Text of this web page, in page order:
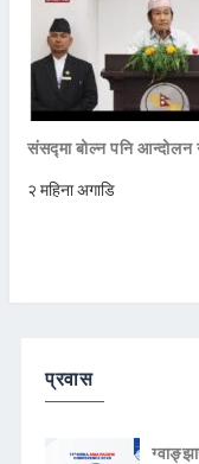
संसद्मा बोल्न पनि आन्दोलन
२ महिना अगाडि
प्रवास